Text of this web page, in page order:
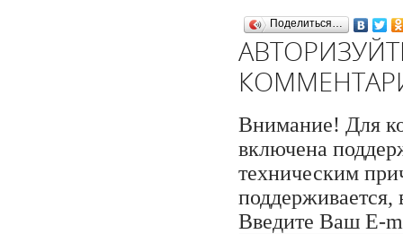
Поделиться…
Внимание! Для
включена
техническим
поддерживается,
Введите Ваш E-